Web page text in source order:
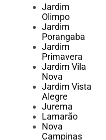
Jardim
Olimpo
Jardim
Porangaba
Jardim
Primavera
Jardim Vila
Nova
Jardim Vista
Alegre
Jurema
Lamarão
Nova
Campinas